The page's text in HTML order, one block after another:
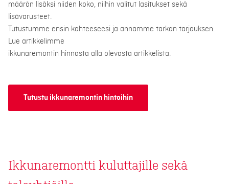
määrän lisäksi niiden koko, niihin valitut lasitukset sekä
lisävarusteet.
Tutustumme ensin kohteeseesi ja annamme tarkan tarjouksen.
Lue artikkelimme
ikkunaremontin hinnasta alla olevasta artikkelista.
Tutustu ikkunaremontin hintoihin
Ikkunaremontti kuluttajille sekä